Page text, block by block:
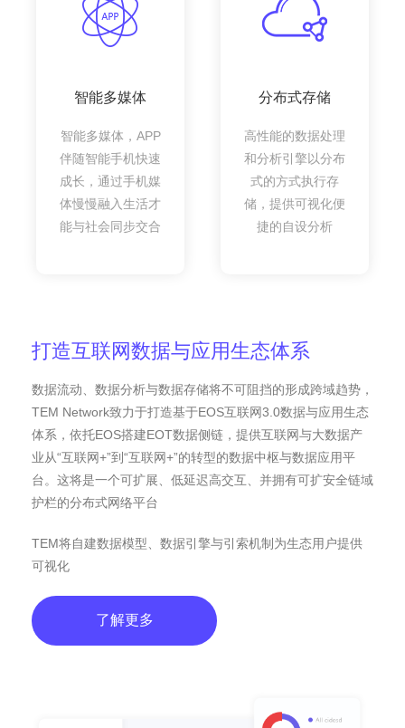
智能多媒体
智能多媒体，APP
伴随智能手机快速
成长，通过手机媒
体慢慢融入生活才
能与社会同步交合
分布式存储
高性能的数据处理
和分析引擎以分布
式的方式执行存
储，提供可视化便
捷的自设分析
打造互联网数据与应用生态体系
数据流动、数据分析与数据存储将不可阻挡的形成跨域趋势，
TEM Network致力于打造基于EOS互联网3.0数据与应用生态
体系，依托EOS搭建EOT数据侧链，提供互联网与大数据产
业从“互联网+”到“互联网+”的转型的数据中枢与数据应用平
台。这将是一个可扩展、低延迟高交互、并拥有可扩安全链域
护栏的分布式网络平台
TEM将自建数据模型、数据引擎与引索机制为生态用户提供
可视化
了解更多